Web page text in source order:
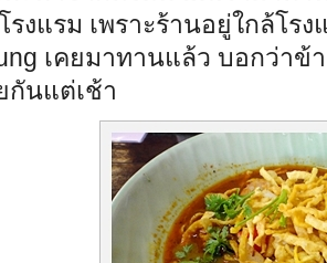
รงแรม เพราะร้านอยู่ใกล้โร
เคยมาทานแล้ว บอกว่า
นแต่เช้า